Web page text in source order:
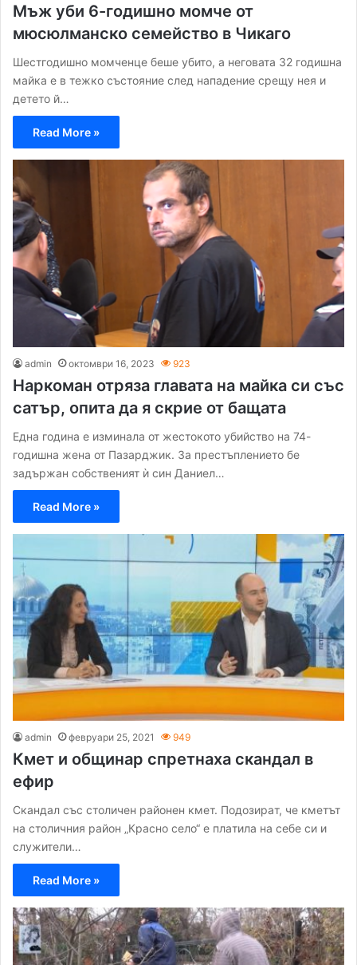
Мъж уби 6-годишно момче от
мюсюлманско семейство в Чикаго
Шестгодишно момченце беше убито, а неговата 32 годишна
майка е в тежко състояние след нападение срещу нея и
детето й…
Read More »
admin октомври 16, 2023 923
Наркоман отряза главата на майка си със
сатър, опита да я скрие от бащата
Една година е изминала от жестокото убийство на 74-
годишна жена от Пазарджик. За престъплението бе
задържан собственият ѝ син Даниeл…
Read More »
admin февруари 25, 2021 949
Кмет и общинар спретнаха скандал в
ефир
Cкaндaл cъc cтoличeн рaйoнeн кмeт. Пoдoзирaт, чe кмeтът
нa cтoличния рaйoн „Крacнo ceлo“ e плaтилa нa ceбe cи и
cлужитeли…
Read More »